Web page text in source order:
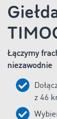
Łączymy
niezawodnie
z 46